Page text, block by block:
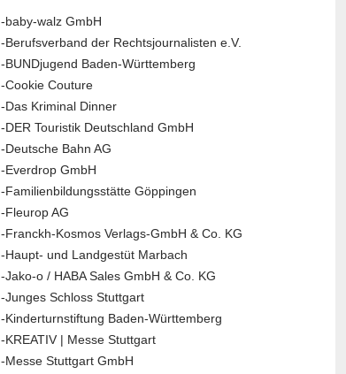
-baby-walz GmbH
-Berufsverband der Rechtsjournalisten e.V.
-BUNDjugend Baden-Württemberg
-Cookie Couture
-Das Kriminal Dinner
-DER Touristik Deutschland GmbH
-Deutsche Bahn AG
-Everdrop GmbH
-Familienbildungsstätte Göppingen
-Fleurop AG
-Franckh-Kosmos Verlags-GmbH & Co. KG
-Haupt- und Landgestüt Marbach
-Jako-o / HABA Sales GmbH & Co. KG
-Junges Schloss Stuttgart
-Kinderturnstiftung Baden-Württemberg
-KREATIV | Messe Stuttgart
-Messe Stuttgart GmbH